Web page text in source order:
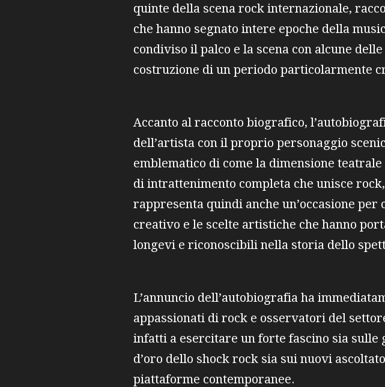
quinte della scena rock internazionale,
che hanno segnato intere epoche della
condiviso il palco e la scena con alcune
costruzione di un periodo particolarmente
Accanto al racconto biografico,
dell’artista con il proprio personaggio
emblematico di come la dimensione
di intrattenimento completa che unisce
rappresenta quindi anche un’occasione
creativo e le scelte artistiche che hanno
longevi e riconoscibili nella storia dello
L’annuncio dell’autobiografia ha
appassionati di rock e osservatori del
infatti a esercitare un forte fascino sia sulle
d’oro dello shock rock sia sui nuovi
piattaforme contemporanee.